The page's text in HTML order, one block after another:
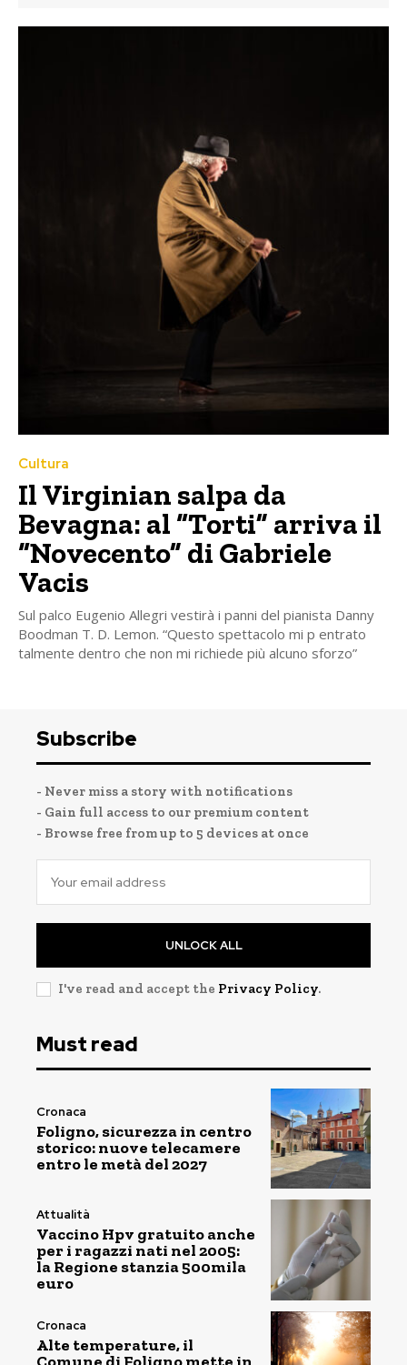
Cultura
Il Virginian salpa da
Bevagna: al “Torti” arriva il
“Novecento” di Gabriele
Vacis
Sul palco Eugenio Allegri vestirà i panni del pianista Danny
Boodman T. D. Lemon. “Questo spettacolo mi p entrato
talmente dentro che non mi richiede più alcuno sforzo”
Subscribe
- Never miss a story with notifications
- Gain full access to our premium content
- Browse free from up to 5 devices at once
UNLOCK ALL
I've read and accept the Privacy Policy.
Must read
Cronaca
Foligno, sicurezza in centro
storico: nuove telecamere
entro le metà del 2027
Attualità
Vaccino Hpv gratuito anche
per i ragazzi nati nel 2005:
la Regione stanzia 500mila
euro
Cronaca
Alte temperature, il